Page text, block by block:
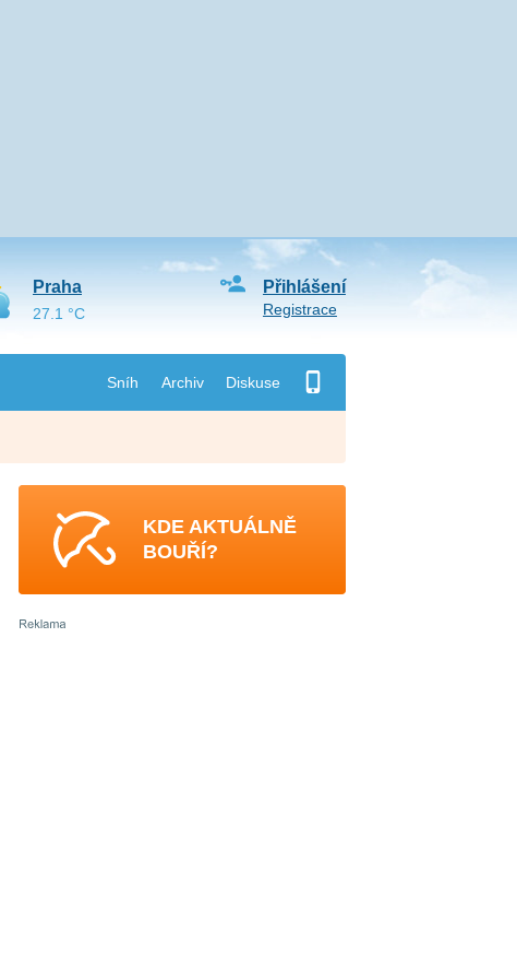
Sníh Archiv Diskuse
Přihlášení
Registrace
Praha
27.1 °C
KDE AKTUÁLNĚ
BOUŘÍ?